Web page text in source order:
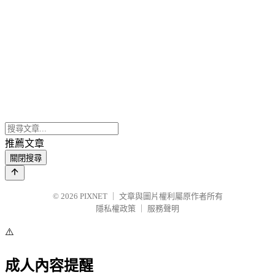
推薦文章
關閉搜尋
© 2026 PIXNET
文章與圖片權利屬原作者所有
隱私權政策
服務聲明
⚠️
成人內容提醒